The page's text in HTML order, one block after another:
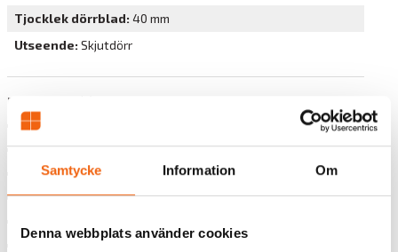
Samtycke Information Om
Denna webbplats använder cookies
Tjocklek dörrblad 40 mm
Utseende Skjutdörr
Dokument (7)
Garanti Diplomatdörrar
Monteringsanvisning Diplomat Pocketkarm 122-150mm
Monteringsanvisning Diplomat Pocketkarm 95mm